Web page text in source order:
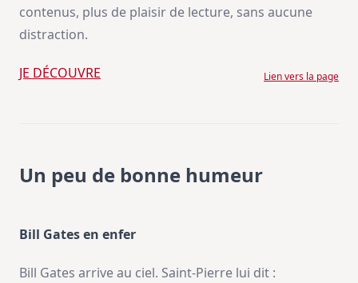
contenus, plus de plaisir de lecture, sans aucune
distraction.
JE DÉCOUVRE Lien vers la page
Un peu de bonne humeur
Bill Gates en enfer
Bill Gates arrive au ciel. Saint-Pierre lui dit :